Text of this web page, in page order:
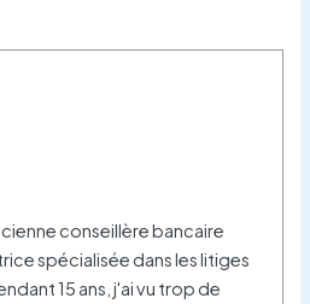
conseillère bancaire
spécialisée dans les litiges
15 ans, j'ai vu trop de